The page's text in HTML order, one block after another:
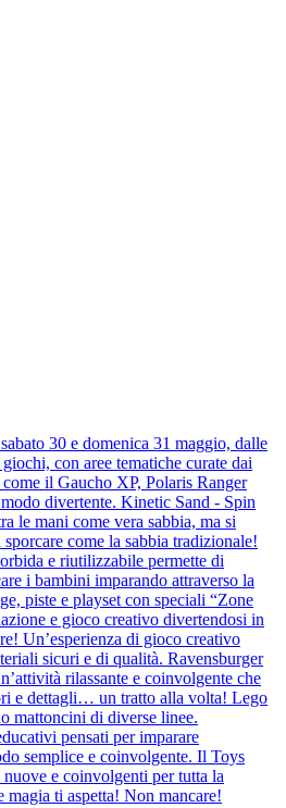
30 e domenica 31 maggio, dalle
con aree tematiche curate dai
il Gaucho XP, Polaris Ranger
divertente. Kinetic Sand - Spin
le mani come vera sabbia, ma si
come la sabbia tradizionale!
e riutilizzabile permette di
i bambini imparando attraverso la
piste e playset con speciali “Zone
e gioco creativo divertendosi in
Un’esperienza di gioco creativo
sicuri e di qualità. Ravensburger
rilassante e coinvolgente che
e dettagli… un tratto alla volta! Lego
mattoncini di diverse linee.
pensati per imparare
semplice e coinvolgente. Il Toys
e coinvolgenti per tutta la
ti aspetta! Non mancare!